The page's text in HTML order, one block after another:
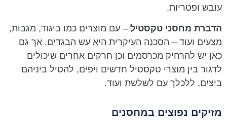
עובש ופטריות.
הדברת מחסני טקסטיל – עם מוצרים כמו ביגוד, מגבות,
מצעים ועוד – הסכנה העיקרית היא עש הבגדים. אך גם
כאן יש להרחיק מכרסמים וכן חרקים אחרים שיכולים
לדגור בין מוצרי טקסטיל חדשים ויפים, להטיל ביניהם
ביצים, ללכלך עם לשלשת ועוד.
מזיקים נפוצים במחסנים